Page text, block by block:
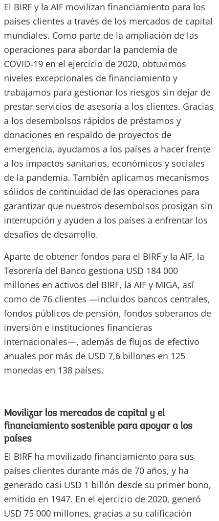
El BIRF y la AIF movilizan financiamiento para los
países clientes a través de los mercados de capital
mundiales. Como parte de la ampliación de las
operaciones para abordar la pandemia de
COVID‑19 en el ejercicio de 2020, obtuvimos
niveles excepcionales de financiamiento y
trabajamos para gestionar los riesgos sin dejar de
prestar servicios de asesoría a los clientes. Gracias
a los desembolsos rápidos de préstamos y
donaciones en respaldo de proyectos de
emergencia, ayudamos a los países a hacer frente
a los impactos sanitarios, económicos y sociales
de la pandemia. También aplicamos mecanismos
sólidos de continuidad de las operaciones para
garantizar que nuestros desembolsos prosigan sin
interrupción y ayuden a los países a enfrentar los
desafíos de desarrollo.
Aparte de obtener fondos para el BIRF y la AIF, la
Tesorería del Banco gestiona USD 184 000
millones en activos del BIRF, la AIF y MIGA, así
como de 76 clientes —incluidos bancos centrales,
fondos públicos de pensión, fondos soberanos de
inversión e instituciones financieras
internacionales—, además de flujos de efectivo
anuales por más de USD 7,6 billones en 125
monedas en 138 países.
Movilizar los mercados de capital y el
financiamiento sostenible para apoyar a los
países
El BIRF ha movilizado financiamiento para sus
países clientes durante más de 70 años, y ha
generado casi USD 1 billón desde su primer bono,
emitido en 1947. En el ejercicio de 2020, generó
USD 75 000 millones, gracias a su calificación